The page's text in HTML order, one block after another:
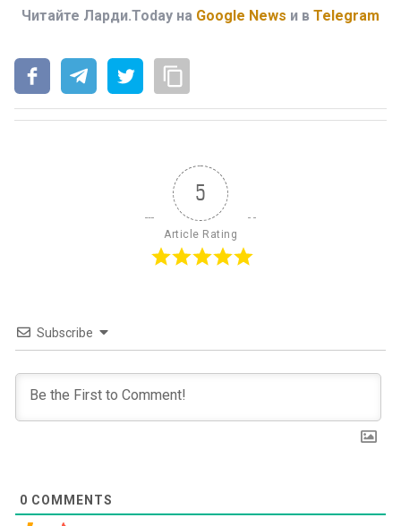
Читайте Ларди.Today на Google News и в Telegram
5
Article Rating
Subscribe
0 COMMENTS